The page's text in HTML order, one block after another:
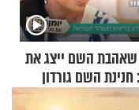
השם ייצג את
השם גורדון
השראה